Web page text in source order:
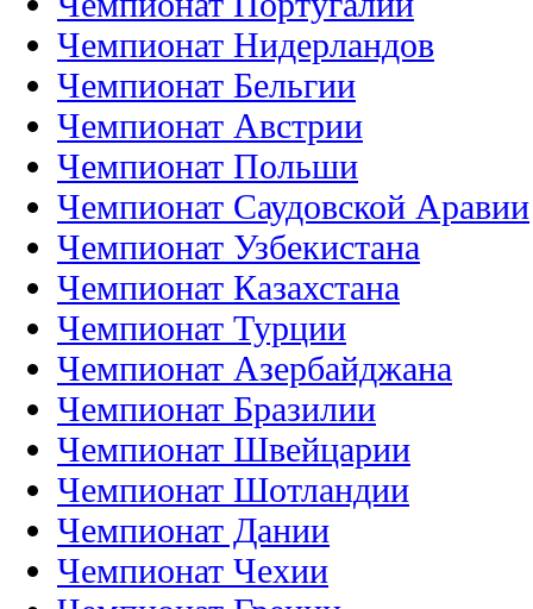
Чемпионат Нидерландов
Чемпионат Бельгии
Чемпионат Австрии
Чемпионат Польши
Чемпионат Саудовской Аравии
Чемпионат Узбекистана
Чемпионат Казахстана
Чемпионат Турции
Чемпионат Азербайджана
Чемпионат Бразилии
Чемпионат Швейцарии
Чемпионат Шотландии
Чемпионат Дании
Чемпионат Чехии
Чемпионат Греции